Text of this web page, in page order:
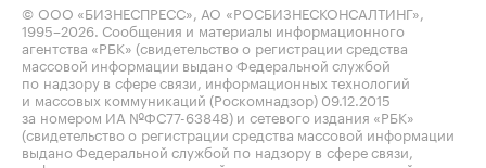
© ООО «БИЗНЕСПРЕСС», АО «РОСБИЗНЕСКОНСАЛТИНГ»,
1995–2026. Сообщения и материалы информационного
агентства «РБК» (свидетельство о регистрации средства
массовой информации выдано Федеральной службой
по надзору в сфере связи, информационных технологий
и массовых коммуникаций (Роскомнадзор) 09.12.2015
за номером ИА №ФС77-63848) и сетевого издания «РБК»
(свидетельство о регистрации средства массовой информации
выдано Федеральной службой по надзору в сфере связи,